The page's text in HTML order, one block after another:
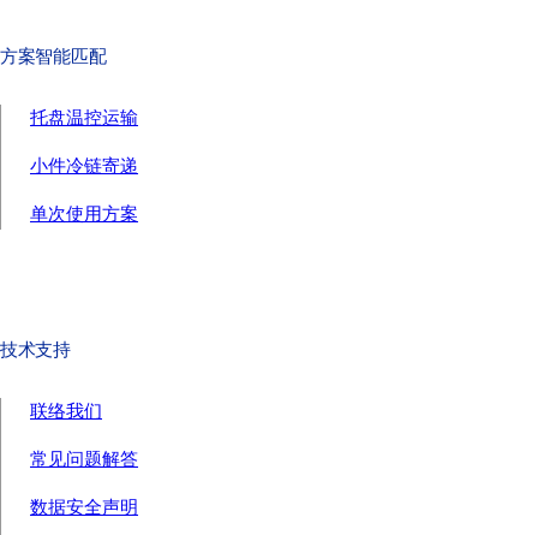
方案智能匹配
托盘温控运输
小件冷链寄递
单次使用方案
技术支持
联络我们
常见问题解答
数据安全声明